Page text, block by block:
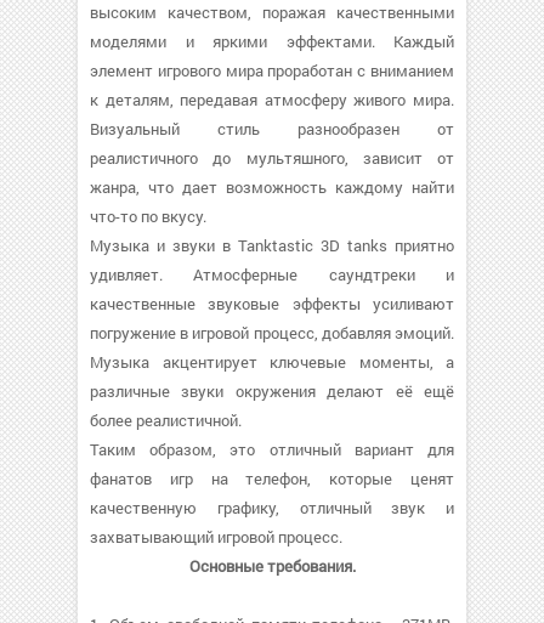
высоким качеством, поражая качественными
моделями и яркими эффектами. Каждый
элемент игрового мира проработан с вниманием
к деталям, передавая атмосферу живого мира.
Визуальный стиль разнообразен от
реалистичного до мультяшного, зависит от
жанра, что дает возможность каждому найти
что-то по вкусу.
Музыка и звуки в Tanktastic 3D tanks приятно
удивляет. Атмосферные саундтреки и
качественные звуковые эффекты усиливают
погружение в игровой процесс, добавляя эмоций.
Музыка акцентирует ключевые моменты, а
различные звуки окружения делают её ещё
более реалистичной.
Таким образом, это отличный вариант для
фанатов игр на телефон, которые ценят
качественную графику, отличный звук и
захватывающий игровой процесс.
Основные требования.